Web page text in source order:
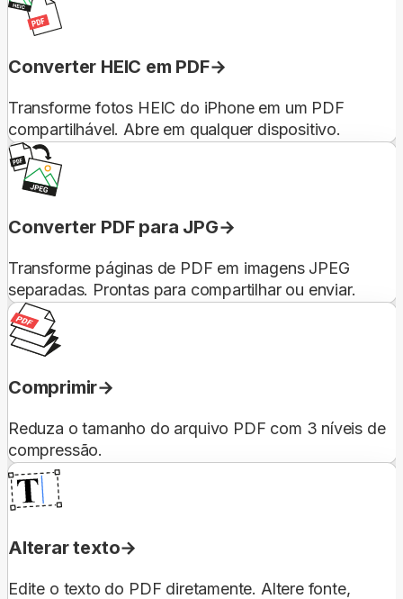
Converter HEIC em PDF
Transforme fotos HEIC do iPhone em um PDF
compartilhável. Abre em qualquer dispositivo.
Converter PDF para JPG
Transforme páginas de PDF em imagens JPEG
separadas. Prontas para compartilhar ou enviar.
Comprimir
Reduza o tamanho do arquivo PDF com 3 níveis de
compressão.
Alterar texto
Edite o texto do PDF diretamente. Altere fonte,